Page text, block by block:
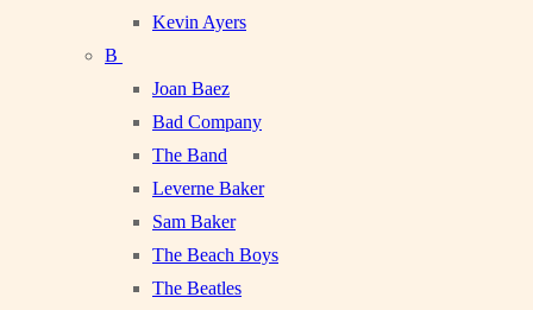
Kevin Ayers
B
Joan Baez
Bad Company
The Band
Leverne Baker
Sam Baker
The Beach Boys
The Beatles